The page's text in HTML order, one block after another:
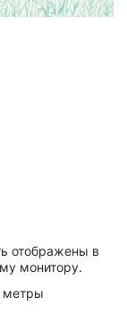
отображены в
монитору.
метры